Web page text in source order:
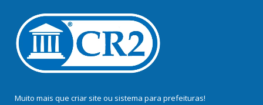
Muito mais que criar site ou sistema para prefeituras!